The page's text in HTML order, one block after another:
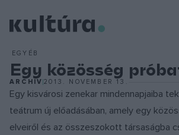
EGYÉB
Egy közösség
ARCHÍV2013. NOVEMBER 13.
Egy kisvárosi zenekar mindennapjaiba
teátrum új előadásában, amely egy
elveiről és az összeszokott társaságba